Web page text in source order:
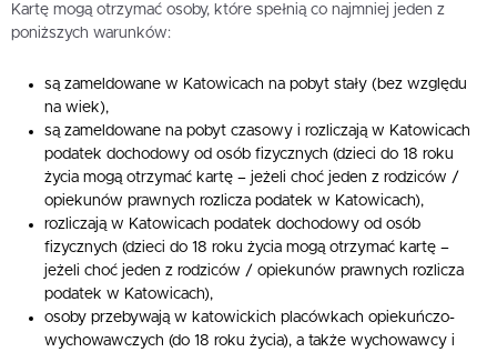
Kartę mogą otrzymać osoby, które spełnią co najmniej jeden z
poniższych warunków:
są zameldowane w Katowicach na pobyt stały (bez względu
na wiek),
są zameldowane na pobyt czasowy i rozliczają w Katowicach
podatek dochodowy od osób fizycznych (dzieci do 18 roku
życia mogą otrzymać kartę – jeżeli choć jeden z rodziców /
opiekunów prawnych rozlicza podatek w Katowicach),
rozliczają w Katowicach podatek dochodowy od osób
fizycznych (dzieci do 18 roku życia mogą otrzymać kartę –
jeżeli choć jeden z rodziców / opiekunów prawnych rozlicza
podatek w Katowicach),
osoby przebywają w katowickich placówkach opiekuńczo-
wychowawczych (do 18 roku życia), a także wychowawcy i